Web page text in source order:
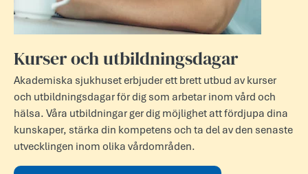
Kurser och utbildningsdagar
Akademiska sjukhuset erbjuder ett brett utbud av kurser
och utbildningsdagar för dig som arbetar inom vård och
hälsa. Våra utbildningar ger dig möjlighet att fördjupa dina
kunskaper, stärka din kompetens och ta del av den senaste
utvecklingen inom olika vårdområden.